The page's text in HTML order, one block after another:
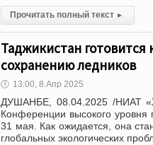
Прочитать полный текст ▸
Таджикистан
сохранению ледников
🕔 13:00, 8.Апр 2025
ДУШАНБЕ, 08.04.2025 /НИАТ
Конференции высокого
31 мая. Как ожидается, она
глобальных экологических